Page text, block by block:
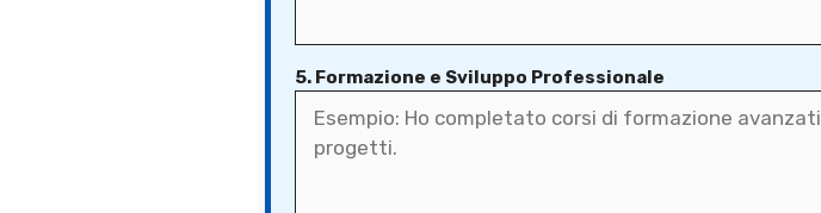
5. Formazione e Sviluppo Professionale